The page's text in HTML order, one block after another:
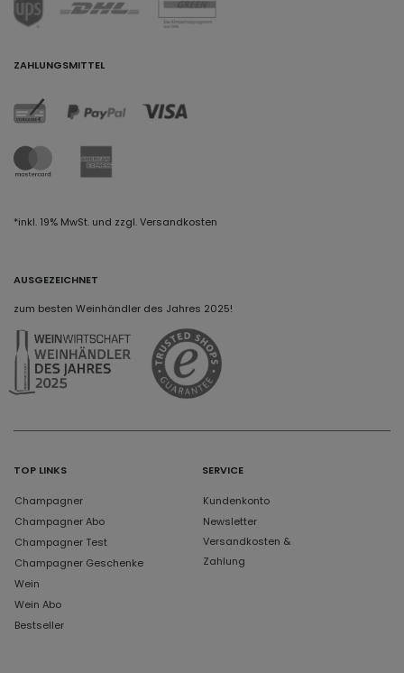
ZAHLUNGSMITTEL
*inkl. 19% MwSt. und zzgl. Versandkosten
AUSGEZEICHNET
zum besten Weinhändler des Jahres 2025!
TOP LINKS
Champagner
Champagner Abo
Champagner Test
Champagner Geschenke
Wein
Wein Abo
Bestseller
SERVICE
Kundenkonto
Newsletter
Versandkosten &
Zahlung